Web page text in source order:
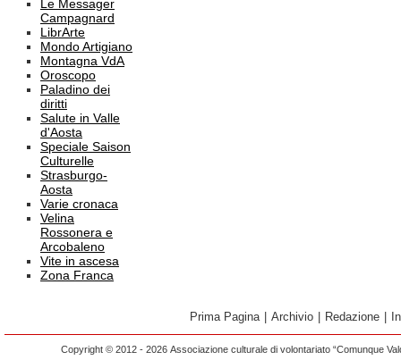
Le Messager
Campagnard
LibrArte
Mondo Artigiano
Montagna VdA
Oroscopo
Paladino dei
diritti
Salute in Valle
d'Aosta
Speciale Saison
Culturelle
Strasburgo-
Aosta
Varie cronaca
Velina
Rossonera e
Arcobaleno
Vite in ascesa
Zona Franca
Prima Pagina Archivio Redazione
Copyright © 2012 - 2026 Associazione culturale di volontariato “Comunque